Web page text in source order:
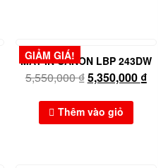
GIẢM GIÁ!
MÁY IN CANON LBP 243DW
5,550,000₫5,350,000 ₫
Thêm vào giỏ